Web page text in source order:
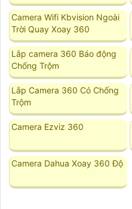
Camera Wifi Kbvision Ngoài
Trời Quay Xoay 360
Lắp camera 360 Báo động
Chống Trộm
Lắp Camera 360 Có Chống
Trộm
Camera Ezviz 360
Camera Dahua Xoay 360 Độ